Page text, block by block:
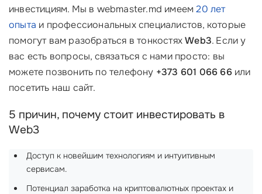
инвестициям. Мы в webmaster.md имеем20 лет
опыта и профессиональных специалистов, которые
помогут вам разобраться в тонкостяхWeb3. Если у
вас есть вопросы, связаться с нами просто: вы
можете позвонить по телефону +373 601 066 66или
посетить наш сайт.
5 причин, почему стоит инвестировать в
Web3
Доступ к новейшим технологиям и интуитивным
сервисам.
Потенциал заработка на криптовалютных проектах и